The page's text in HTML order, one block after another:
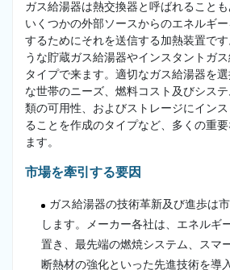
ガス給湯器は熱交換器と呼ばれることも
いくつかの外部ソースからのエネルギ
するためにそれを送信する加熱装置で
うな貯蔵ガス給湯器やインスタントガ
タイプで来ます。適切なガス給湯器を
な世帯のニーズ、燃料コスト及びシス
類の可用性、およびストレージにイン
ることを作成のタイプなど、多くの重
ます。
市場を牽引する要因
ガス給湯器の技術革新及び進歩は
します。メーカー各社は、エネルギ
置き、最先端の燃焼システム、スマ
断熱材の強化といった先進技術を導